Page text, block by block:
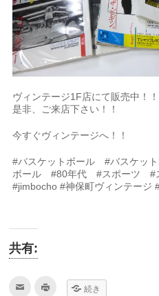
ヴィンテージ1F店にて販売中！！
是非、ご来店下さい！！
今すぐヴィンテージへ！！
#バスケットボール #バスケッ
ボール #80年代 #スポーツ #
#jimbocho #神保町ヴィンテー
共有:
続き